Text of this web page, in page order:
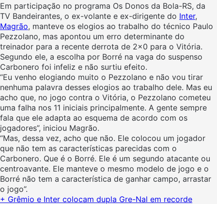
Em participação no programa Os Donos da Bola-RS, da
TV Bandeirantes, o ex-volante e ex-dirigente do Inter,
Magrão, manteve os elogios ao trabalho do técnico Paulo
Pezzolano, mas apontou um erro determinante do
treinador para a recente derrota de 2×0 para o Vitória.
Segundo ele, a escolha por Borré na vaga do suspenso
Carbonero foi infeliz e não surtiu efeito.
“Eu venho elogiando muito o Pezzolano e não vou tirar
nenhuma palavra desses elogios ao trabalho dele. Mas eu
acho que, no jogo contra o Vitória, o Pezzolano cometeu
uma falha nos 11 iniciais principalmente. A gente sempre
fala que ele adapta ao esquema de acordo com os
jogadores”, iniciou Magrão.
“Mas, dessa vez, acho que não. Ele colocou um jogador
que não tem as características parecidas com o
Carbonero. Que é o Borré. Ele é um segundo atacante ou
centroavante. Ele manteve o mesmo modelo de jogo e o
Borré não tem a característica de ganhar campo, arrastar
o jogo”.
+ Grêmio e Inter colocam dupla Gre-Nal em recorde